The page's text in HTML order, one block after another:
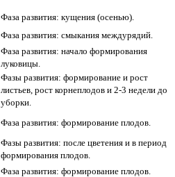
Фаза развития: кущения (осенью).
Фаза развития: смыкания междурядий.
Фаза развития: начало формирования
луковицы.
Фазы развития: формирование и рост
листьев, рост корнеплодов и 2-3 недели до
уборки.
Фаза развития: формирование плодов.
Фазы развития: после цветения и в период
формирования плодов.
Фаза развития: формирование плодов.